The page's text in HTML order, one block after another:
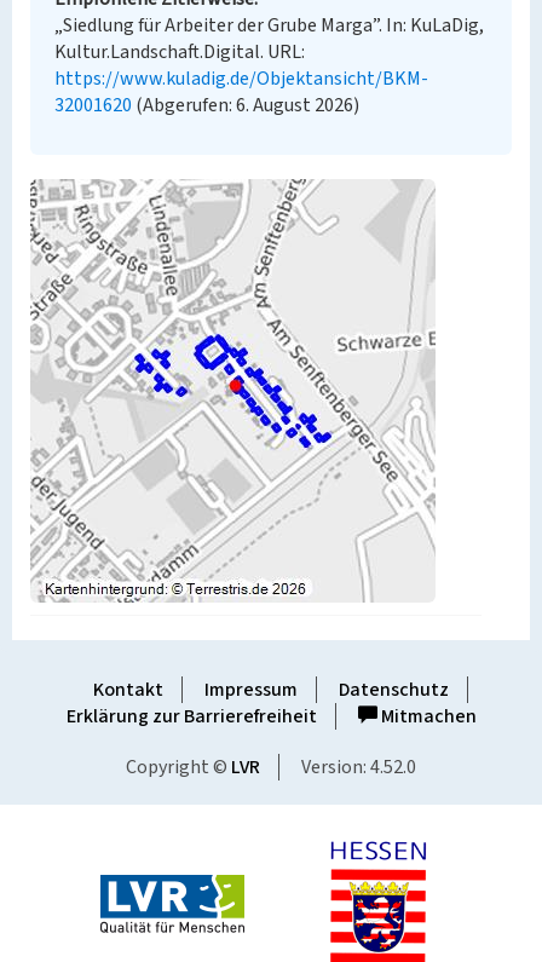
„Siedlung für Arbeiter der Grube Marga”. In: KuLaDig,
Kultur.Landschaft.Digital. URL:
https://www.kuladig.de/Objektansicht/BKM-
32001620 (Abgerufen: 6. August 2026)
Kontakt Impressum
Datenschutz
Erklärung zur Barrierefreiheit
Mitmachen
Copyright © LVR Version: 4.52.0